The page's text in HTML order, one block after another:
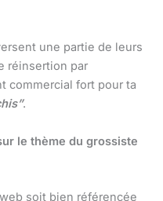
une partie de leurs
réinsertion par
commercial fort pour ta
.
le thème du grossiste
soit bien référencée